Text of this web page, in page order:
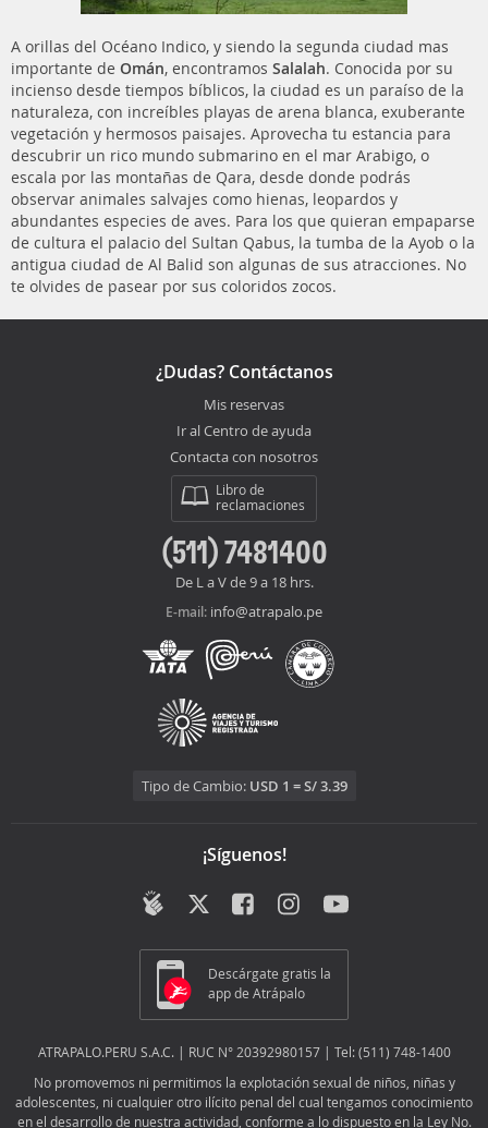
A orillas del Océano Indico, y siendo la segunda ciudad mas
importante de Omán, encontramos Salalah. Conocida por su
incienso desde tiempos bíblicos, la ciudad es un paraíso de la
naturaleza, con increíbles playas de arena blanca, exuberante
vegetación y hermosos paisajes. Aprovecha tu estancia para
descubrir un rico mundo submarino en el mar Arabigo, o
escala por las montañas de Qara, desde donde podrás
observar animales salvajes como hienas, leopardos y
abundantes especies de aves. Para los que quieran empaparse
de cultura el palacio del Sultan Qabus, la tumba de la Ayob o la
antigua ciudad de Al Balid son algunas de sus atracciones. No
te olvides de pasear por sus coloridos zocos.
¿Dudas? Contáctanos
Mis reservas
Ir al Centro de ayuda
Contacta con nosotros
Libro de
reclamaciones
(511) 7481400
De L a V de 9 a 18 hrs.
E-mail: info@atrapalo.pe
Tipo de Cambio: USD 1 = S/ 3.39
¡Síguenos!
Descárgate gratis la
app de Atrápalo
ATRAPALO.PERU S.A.C. | RUC N° 20392980157 | Tel: (511) 748-1400
No promovemos ni permitimos la explotación sexual de niños, niñas y
adolescentes, ni cualquier otro ilícito penal del cual tengamos conocimiento
en el desarrollo de nuestra actividad, conforme a lo dispuesto en la Ley No.